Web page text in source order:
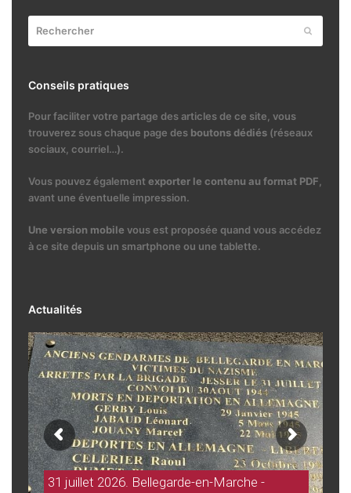
Conseils pratiques
Pour faciliter votre partage des articles de ce site, vous
trouverez sous chaque page des boutons dédiés(réseaux
sociaux, courriel…).
Vous pouvez égalementexporter le contenu au format PDF
avant une éventuelle impression.
Une version mobile vous est proposée quand vous accédez
à ce site depuis un smartphone ou une tablette.
Actualités
31 juillet 2026. Bellegarde-en-Marche -